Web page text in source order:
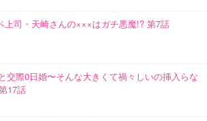
上司・天崎さんの×××はガチ悪魔!? 第7話
交際0日婚〜そんな大きくて禍々しいの挿入らな
17話